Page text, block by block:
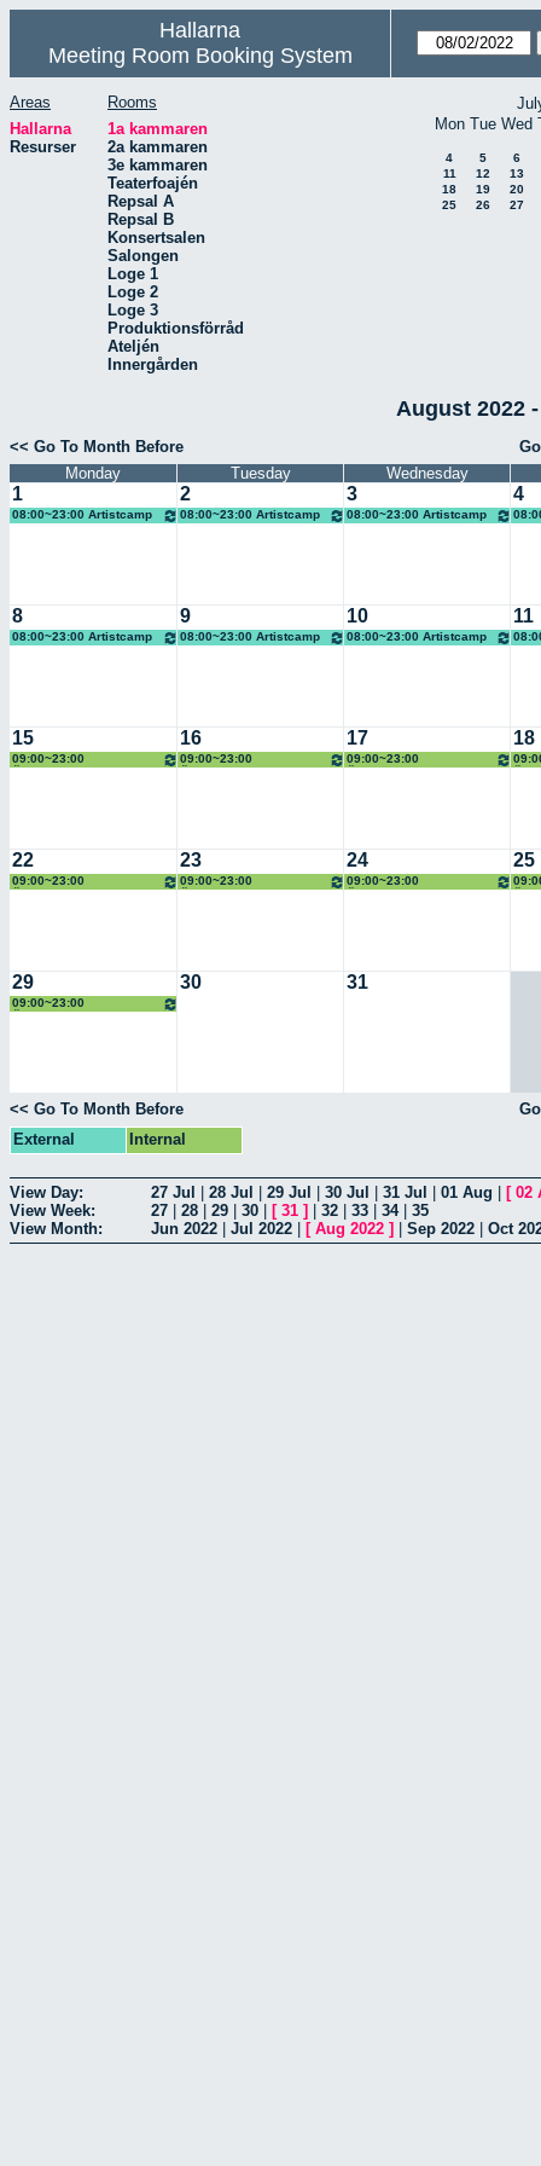
Hallarna
Meeting Room Booking System
Areas
Hallarna
Resurser
Rooms
1a kammaren
2a kammaren
3e kammaren
Teaterfoajén
Repsal A
Repsal B
Konsertsalen
Salongen
Loge 1
Loge 2
Loge 3
Produktionsförråd
Ateljén
Innergården
Mon Tue Wed
4 5
6
11
12
13
18
19
20
25
26 27
August 2022
<< Go To Month Before
Monday
Tuesday Wednesday
1
08:00~23:00 Artistcamp
Chopp Event
2
08:00~23:00 Artistcamp
Chopp Event
3
08:00~23:00 Artistcamp
Chopp Event
4
8
08:00~23:00 Artistcamp
Chopp Event
9
08:00~23:00 Artistcamp
Chopp Event
10
08:00~23:00 Artistcamp
Chopp Event
11
15
09:00~23:00
Östgötateatern
16
09:00~23:00
Östgötateatern
17
09:00~23:00
Östgötateatern
18
22
09:00~23:00
Östgötateatern
23
09:00~23:00
Östgötateatern
24
09:00~23:00
Östgötateatern
25
29
09:00~23:00
Östgötateatern
30 31
<< Go To Month Before
External
Internal
View Day: 27 Jul 28 Jul 29 Jul 30 Jul 31 Jul 01 Aug [ 02
View Week:
27 28 29 30 [ 31 ] 32 33 34| 35
View Month:
Jun 2022 Jul 2022 [ Aug 2022 ] Sep 2022 Oct